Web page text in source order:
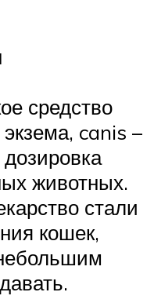
средство
canis –
дозировка
животных.
стали
кошек,